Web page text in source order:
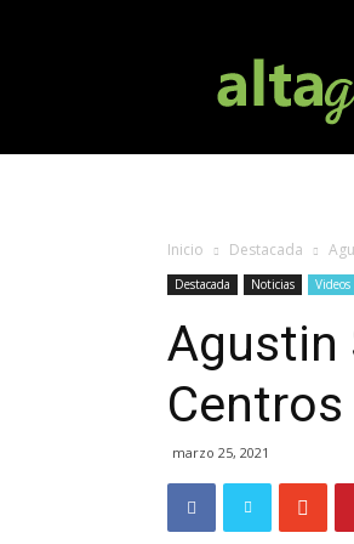
TV
Inicio Destacada
Destacada Noticias Videos
Agustin
marzo 25, 2021